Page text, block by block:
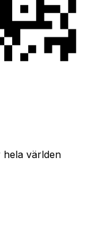
hela världen